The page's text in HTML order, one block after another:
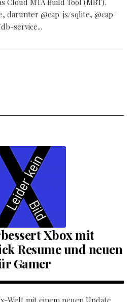
Cloud MTA Build Tool (MBT).
darunter @cap-js/sqlite, @cap-
service...
Xbox mit
Resume und neuen
Gamer
Welt mit einem neuen Update